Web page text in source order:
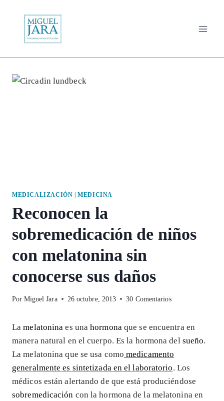
contenido
MEDICALIZACIÓN |MEDICINA
Reconocen la
sobremedicación de niños
con melatonina sin
conocerse sus daños
Por Miguel Jara 26 octubre, 2013 30 Comentarios
Lamelatonina es unahormona que se encuentra en
manera natural en el cuerpo. Es la hormona del sueño.
La melatonina que se usa como medicamento
generalmente es sintetizada en el laboratorio. Los
médicos están alertando de que está produciéndose
sobremedicación con la hormona de la melatonina en